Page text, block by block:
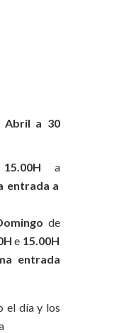
Abril a 30
a
entrada a
de
e 15.00H
entrada
el día y los